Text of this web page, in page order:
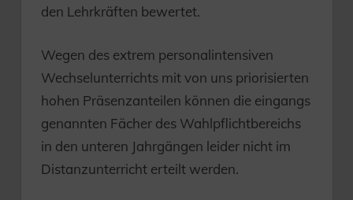
den Lehrkräften bewertet.
Wegen des extrem personalintensiven
Wechselunterrichts mit von uns priorisierten
hohen Präsenzanteilen können die eingangs
genannten Fächer des Wahlpflichtbereichs
in den unteren Jahrgängen leider nicht im
Distanzunterricht erteilt werden.